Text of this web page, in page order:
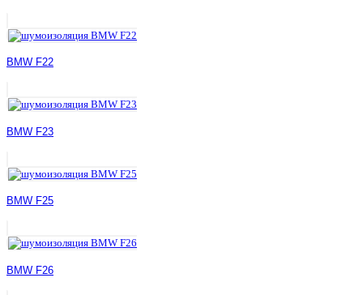
BMW F22
BMW F23
BMW F25
BMW F26